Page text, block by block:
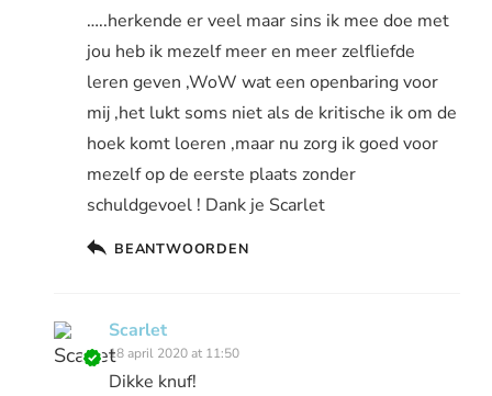
…..herkende er veel maar sins ik mee doe met
jou heb ik mezelf meer en meer zelfliefde
leren geven ,WoW wat een openbaring voor
mij ,het lukt soms niet als de kritische ik om de
hoek komt loeren ,maar nu zorg ik goed voor
mezelf op de eerste plaats zonder
schuldgevoel ! Dank je Scarlet
BEANTWOORDEN
Scarlet
18 april 2020 at 11:50
Dikke knuf!